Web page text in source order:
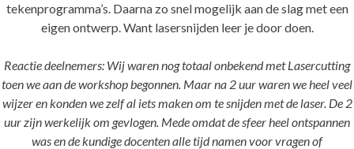
tekenprogramma’s. Daarna zo snel mogelijk aan de slag met een
eigen ontwerp. Want lasersnijden leer je door doen.
Reactie deelnemers: Wij waren nog totaal onbekend met Lasercutting
toen we aan de workshop begonnen. Maar na 2 uur waren we heel veel
wijzer en konden we zelf al iets maken om te snijden met de laser. De 2
uur zijn werkelijk om gevlogen. Mede omdat de sfeer heel ontspannen
was en de kundige docenten alle tijd namen voor vragen of